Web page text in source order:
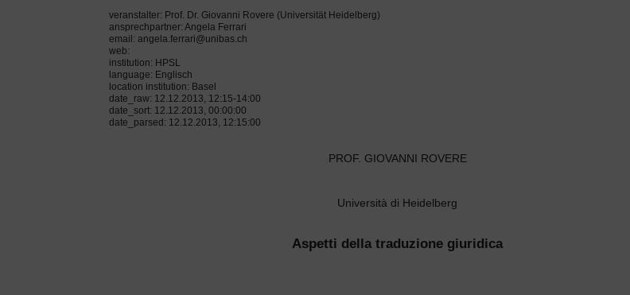
veranstalter: Prof. Dr. Giovanni Rovere (Universität Heidelberg)
ansprechpartner: Angela Ferrari
email: angela.ferrari@unibas.ch
web:
institution: HPSL
language: Englisch
location institution: Basel
date_raw: 12.12.2013, 12:15-14:00
date_sort: 12.12.2013, 00:00:00
date_parsed: 12.12.2013, 12:15:00
PROF. GIOVANNI ROVERE
Università di Heidelberg
Aspetti della traduzione giuridica